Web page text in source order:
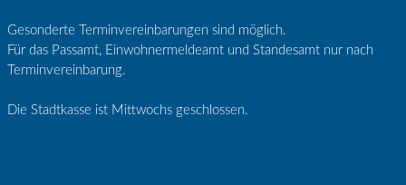
Gesonderte Terminvereinbarungen sind möglich.
Für das Passamt, Einwohnermeldeamt und Standesamt nur nach
Terminvereinbarung.
Die Stadtkasse ist Mittwochs geschlossen.